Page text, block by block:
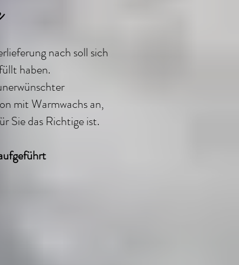
nach soll sich
haben.
mit Warmwachs an,
Sie das Richtige ist.